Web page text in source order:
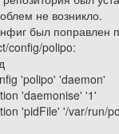
не возникло.
был поправлен
config/polipo:
'polipo' 'daemon'
'daemonise' '1'
'pidFile' '/var/run/